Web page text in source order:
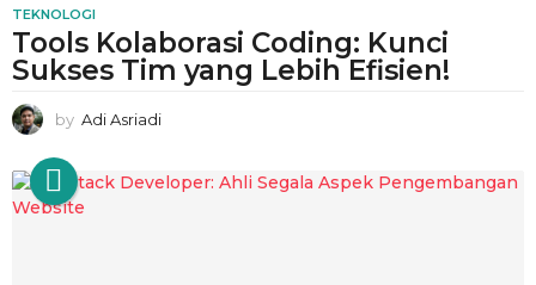
TEKNOLOGI
Tools Kolaborasi Coding: Kunci
Sukses Tim yang Lebih Efisien!
by Adi Asriadi